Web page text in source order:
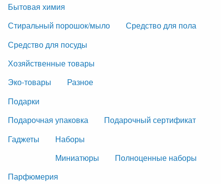
Бытовая химия
Стиральный порошок/мыло
Средство для пола
Средство для посуды
Хозяйственные товары
Эко-товары
Разное
Подарки
Подарочная упаковка
Подарочный сертификат
Гаджеты
Наборы
Миниатюры
Полноценные наборы
Парфюмерия